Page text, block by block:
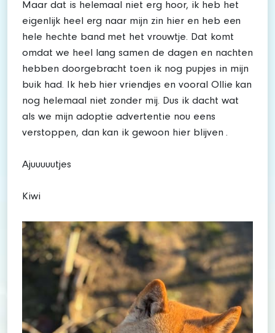
Maar dat is helemaal niet erg hoor, ik heb het
eigenlijk heel erg naar mijn zin hier en heb een
hele hechte band met het vrouwtje. Dat komt
omdat we heel lang samen de dagen en nachten
hebben doorgebracht toen ik nog pupjes in mijn
buik had. Ik heb hier vriendjes en vooral Ollie kan
nog helemaal niet zonder mij. Dus ik dacht wat
als we mijn adoptie advertentie nou eens
verstoppen, dan kan ik gewoon hier blijven .
Ajuuuuutjes
Kiwi